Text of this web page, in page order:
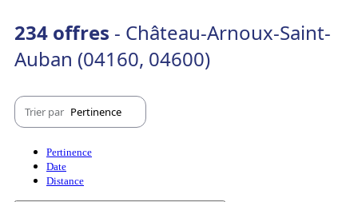
234 offres - Château-Arnoux-Saint-
Auban (04160, 04600)
Trier par Pertinence
Pertinence
Date
Distance